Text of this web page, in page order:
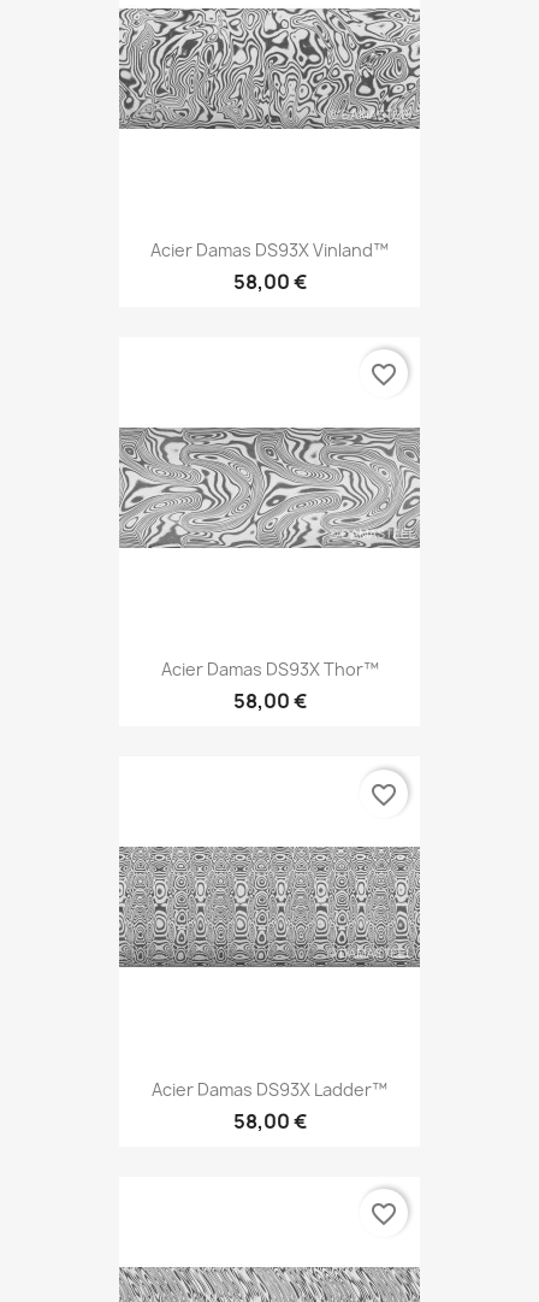
Acier Damas DS93X Vinland™
58,00 €
Acier Damas DS93X Thor™
58,00 €
favorite_border
Acier Damas DS93X Ladder™
58,00 €
favorite_border
favorite_border